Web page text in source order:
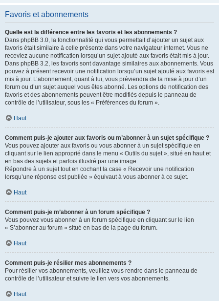
Favoris et abonnements
Quelle est la différence entre les favoris et les abonnements ?
Dans phpBB 3.0, la fonctionnalité qui vous permettait d’ajouter un sujet aux
favoris était similaire à celle présente dans votre navigateur internet. Vous ne
receviez aucune notification lorsqu’un sujet ajouté aux favoris était mis à jour.
Dans phpBB 3.2, les favoris sont davantage similaires aux abonnements. Vous
pouvez à présent recevoir une notification lorsqu’un sujet ajouté aux favoris est
mis à jour. L’abonnement, quant à lui, vous préviendra de la mise à jour d’un
forum ou d’un sujet auquel vous êtes abonné. Les options de notification des
favoris et des abonnements peuvent être modifiés depuis le panneau de
contrôle de l’utilisateur, sous les « Préférences du forum ».
Haut
Comment puis-je ajouter aux favoris ou m’abonner à un sujet spécifique ?
Vous pouvez ajouter aux favoris ou vous abonner à un sujet spécifique en
cliquant sur le lien approprié dans le menu « Outils du sujet », situé en haut et
en bas des sujets et parfois illustré par une image.
Répondre à un sujet tout en cochant la case « Recevoir une notification
lorsqu’une réponse est publiée » équivaut à vous abonner à ce sujet.
Haut
Comment puis-je m’abonner à un forum spécifique ?
Vous pouvez vous abonner à un forum spécifique en cliquant sur le lien
« S’abonner au forum » situé en bas de la page du forum.
Haut
Comment puis-je résilier mes abonnements ?
Pour résilier vos abonnements, veuillez vous rendre dans le panneau de
contrôle de l’utilisateur et suivre le lien vers vos abonnements.
Haut